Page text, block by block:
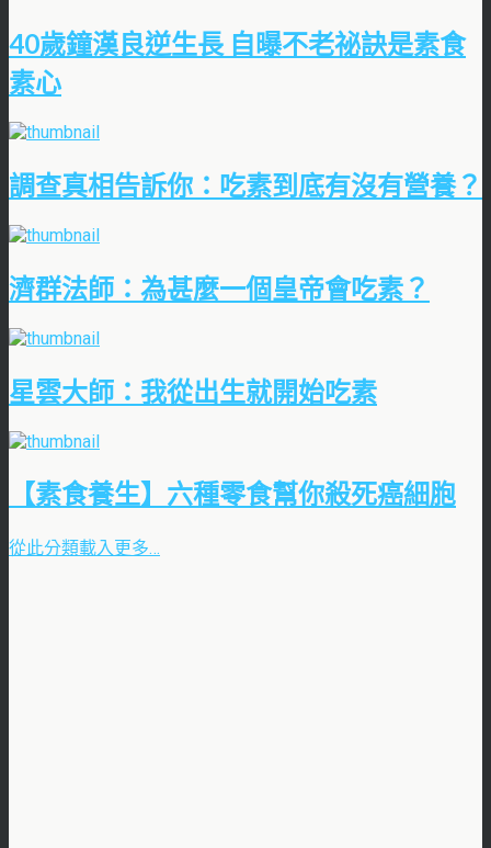
40歲鐘漢良逆生長 自曝不老祕訣是素食
素心
調查真相告訴你：吃素到底有沒有營養？
濟群法師：為甚麼一個皇帝會吃素？
星雲大師：我從出生就開始吃素
【素食養生】六種零食幫你殺死癌細胞
從此分類載入更多…